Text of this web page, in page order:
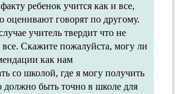
ребенок учится как и все,
оценивают говорят по другому.
учитель твердит что не
все. Скажите пожалуйста, могу ли
как нам
со школой, где я могу получить
быть точно в школе для